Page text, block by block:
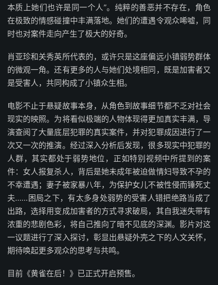
本质上她们也许是同一个人”。纯粹的善恶并不存在，角色
在极致的情感碰撞中丰满落地。她们的遭遇令观众唏嘘，同
时也对案件走向产生了极大的好奇。
肖亚珍和关秀英所代表的，或许只是这座偏远小镇弱势群体
的微观一角。还有更多的人与她们处境相同，既是加害者又
是受害人，共同构成了小镇众生相。
电影不止于悬疑故事本身，从角色到故事细节都不乏对社会
现实的映照。为将看似极端的人物体现得更加真实丰满，导
演查阅了大量底层犯罪的真实案件，并对犯罪成因进行了一
次又一次的推演。经过深入分析后发现，很多现实中犯罪的
人群，其实都处于弱势地位，正如特别视频中所提到的案
件：女人报复杀人，背后是她未成年被迫做情妇导致不孕的
不幸遭遇；妻子被家暴八年，为保护女儿不被性侵而锤死丈
夫……困局之下，有太多身处弱势的受害人错把绝路当成了
出路，选择用变成加害者的方式寻求破局，其自我迷失带有
浓重的悲剧色彩，将自己推向了暗不见底的深渊。影片对这
一议题进行了深入探讨，彰显出悬疑外壳之下的人文关怀，
期待唤起更多观众的思考与共鸣。
目前《黄雀在后！》已正式开启预售。